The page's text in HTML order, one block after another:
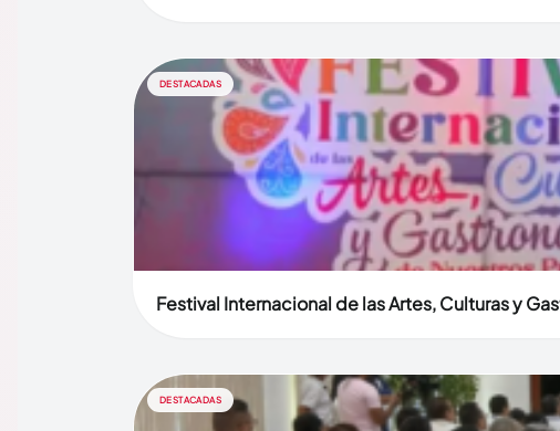
DESTACADAS
Festival Internacional de las Artes, Culturas y
DESTACADAS